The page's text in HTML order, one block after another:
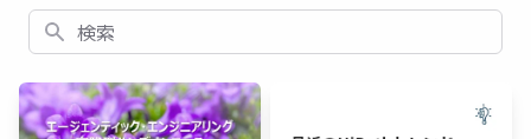
検索